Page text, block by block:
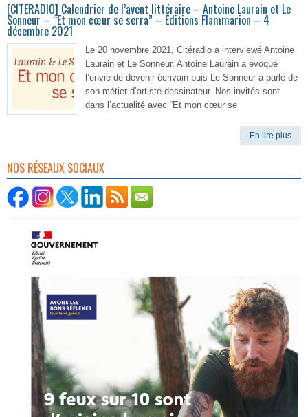
[CITERADIO] Calendrier de l’avent littéraire – Antoine Laurain et Le
Sonneur – “Et mon cœur se serra” – Éditions Flammarion – 4
décembre 2021
Le 20 novembre 2021, Citéradio a interviewé Antoine
Laurain et Le Sonneur. Antoine Laurain a évoqué
l’envie de devenir écrivain puis Le Sonneur a parlé de
son métier d’artiste dessinateur. Nos invités sont
dans l’actualité avec “Et mon cœur se
En lire plus
NOS RÉSEAUX SOCIAUX